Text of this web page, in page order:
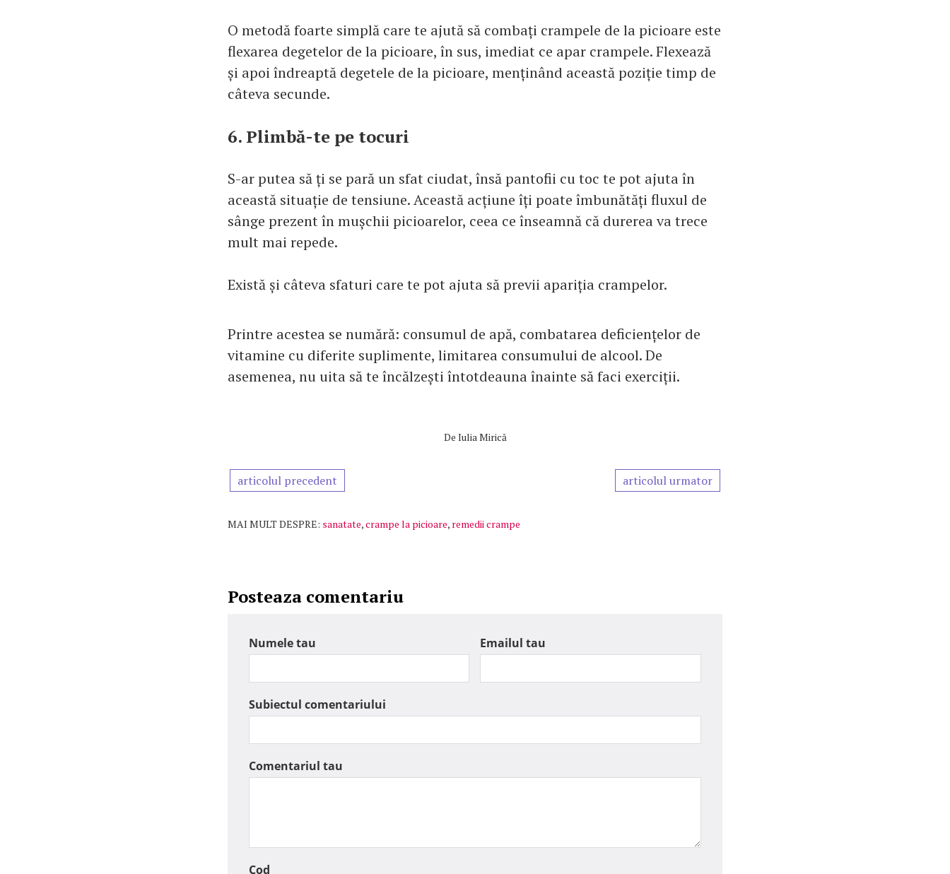
O metodă foarte simplă care te ajută să combați crampele de la picioare este
flexarea degetelor de la picioare, în sus, imediat ce apar crampele. Flexează
și apoi îndreaptă degetele de la picioare, menținând această poziție timp de
câteva secunde.
6. Plimbă-te pe tocuri
S-ar putea să ți se pară un sfat ciudat, însă pantofii cu toc te pot ajuta în
această situație de tensiune. Această acțiune îți poate îmbunătăți fluxul de
sânge prezent în mușchii picioarelor, ceea ce înseamnă că durerea va trece
mult mai repede.
Există și câteva sfaturi care te pot ajuta să previi apariția crampelor.
Printre acestea se numără: consumul de apă, combatarea deficiențelor de
vitamine cu diferite suplimente, limitarea consumului de alcool. De
asemenea, nu uita să te încălzești întotdeauna înainte să faci exerciții.
De Iulia Mirică
articolul precedent articolul urmator
MAI MULT DESPRE: sanatate,crampe la picioare, remedii crampe
Posteaza comentariu
Numele tau Emailul tau
Subiectul comentariului
Comentariul tau
Cod